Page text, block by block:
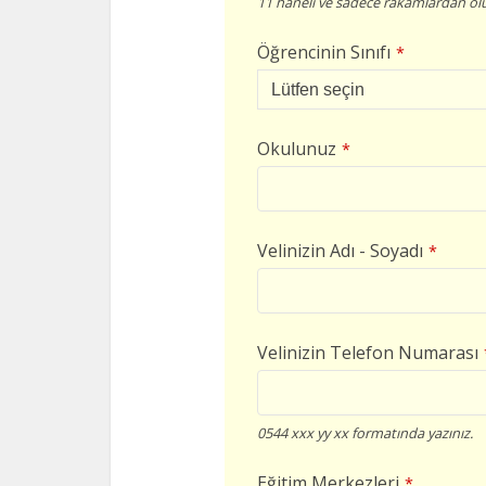
Öğrencinin Sınıfı *
Okulunuz *
Velinizin Adı - Soyadı *
Velinizin Telefon Numarası
0544 xxx yy xx formatında yazınız.